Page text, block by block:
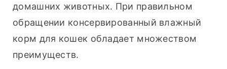
домашних животных. При правильном
обращении консервированный влажный
корм для кошек обладает множеством
преимуществ.